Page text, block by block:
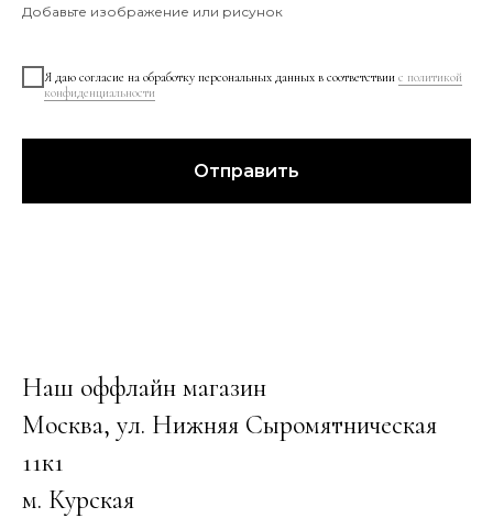
Добавьте изображение или рисунок
Я даю согласие на обработку персональных данных в соответствии с политикой
конфиденциальности
Отправить
Наш оффлайн магазин
Москва, ул. Нижняя Сыромятническая
11к1
м. Курская